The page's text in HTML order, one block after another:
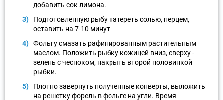
добавить сок лимона.
Подготовленную рыбу натереть солью, перцем,
оставить на 7-10 минут.
Фольгу смазать рафинированным растительным
маслом. Положить рыбку кожицей вниз, сверху -
зелень с чесноком, накрыть второй половинкой
рыбки.
Плотно завернуть полученные конверты, выложить
на решетку форель в фольге на угли. Время